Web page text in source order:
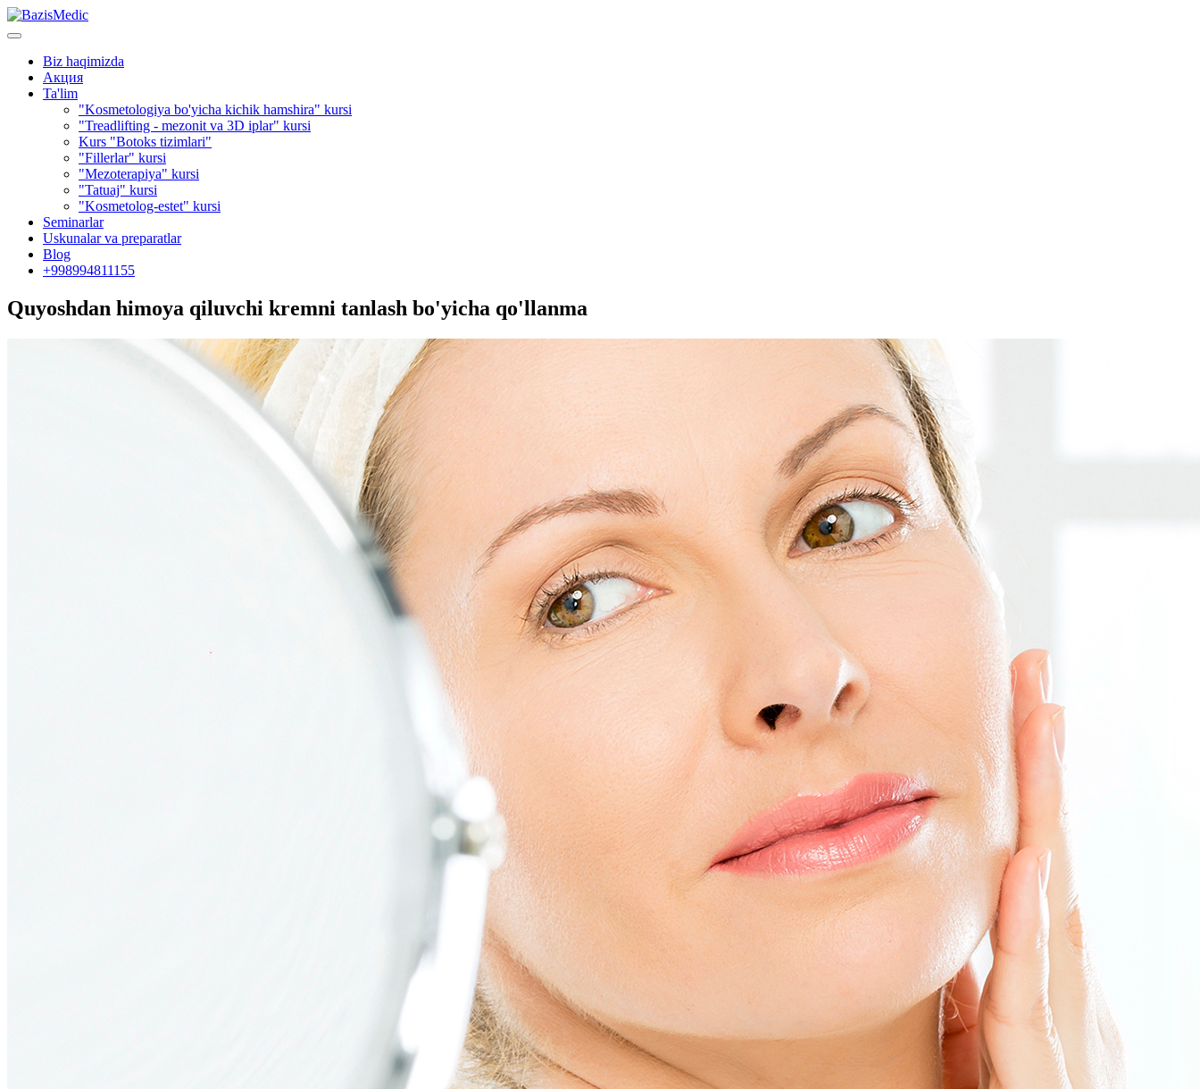
Biz haqimizda
Акция
Ta'lim
"Kosmetologiya bo'yicha kichik hamshira" kursi
"Treadlifting - mezonit va 3D iplar" kursi
Kurs "Botoks tizimlari"
"Fillerlar" kursi
"Mezoterapiya" kursi
"Tatuaj" kursi
"Kosmetolog-estet" kursi
Seminarlar
Uskunalar va preparatlar
Blog
+998994811155
Quyoshdan himoya qiluvchi kremni tanlash bo'yicha qo'llanma